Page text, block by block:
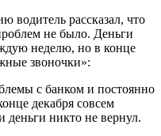
водитель рассказал, что
не было. Деньги
неделю, но в конце
звоночки»:
с банком и постоянно
декабря совсем
деньги никто не вернул.